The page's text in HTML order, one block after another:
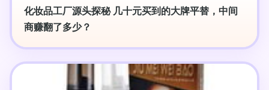
化妆品工厂源头探秘 几十元买到的大牌平替，中间
商赚翻了多少？